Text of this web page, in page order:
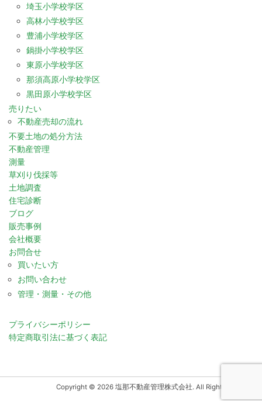
埼玉小学校学区
高林小学校学区
豊浦小学校学区
鍋掛小学校学区
東原小学校学区
那須高原小学校学区
黒田原小学校学区
売りたい
不動産売却の流れ
不要土地の処分方法
不動産管理
測量
草刈り伐採等
土地調査
住宅診断
ブログ
販売事例
会社概要
お問合せ
買いたい方
お問い合わせ
管理・測量・その他
プライバシーポリシー
特定商取引法に基づく表記
Copyright © 2026 塩那不動産管理株式会社. All Rights Reserved.